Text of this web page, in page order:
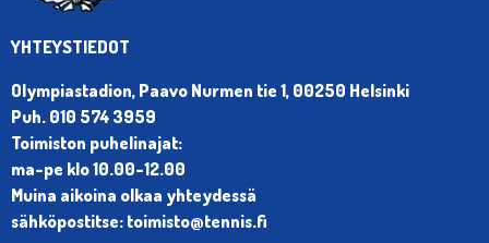
YHTEYSTIEDOT
Olympiastadion, Paavo Nurmen tie 1, 00250 Helsinki
Puh. 010 574 3959
Toimiston puhelinajat:
ma-pe klo 10.00-12.00
Muina aikoina olkaa yhteydessä
sähköpostitse: toimisto@tennis.fi